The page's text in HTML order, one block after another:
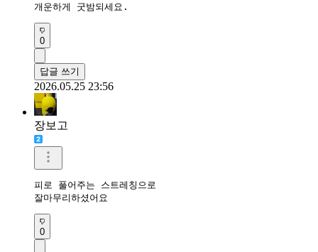
개운하게 굿밤되세요.
0
답글 쓰기
2026.05.25 23:56
장보고
피로 풀어주는 스트레칭으로
잘마무리하셨어요
0